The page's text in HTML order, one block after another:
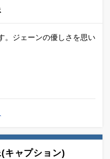
。ジェーンの優しさを思い
キャプション)